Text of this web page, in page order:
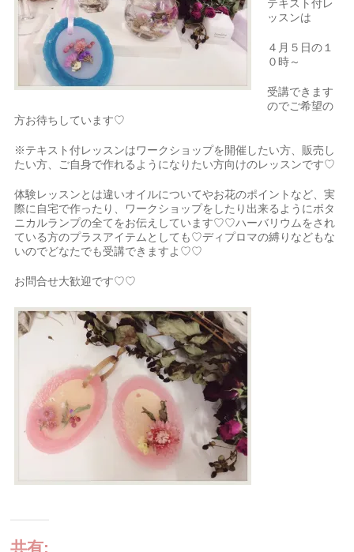
テキスト付レ
ッスンは
４月５日の１
０時～
受講できます
のでご希望の
方お待ちしています♡
※テキスト付レッスンはワークショップを開催したい方、販売し
たい方、ご自身で作れるようになりたい方向けのレッスンです♡
体験レッスンとは違いオイルについてやお花のポイントなど、実
際に自宅で作ったり、ワークショップをしたり出来るようにボタ
ニカルランプの全てをお伝えしています♡♡ハーバリウムをされ
ている方のプラスアイテムとしても♡ディプロマの縛りなどもな
いのでどなたでも受講できますよ♡♡
お問合せ大歓迎です♡♡
共有: